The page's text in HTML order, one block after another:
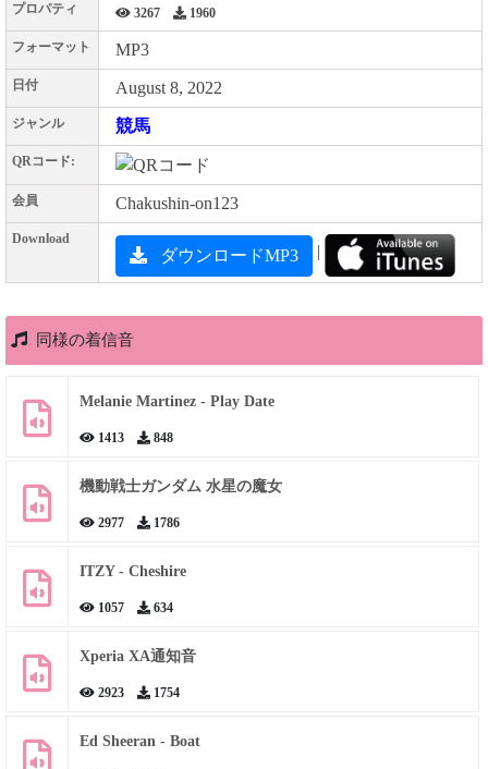
プロパティ 3267 1960
フォーマット MP3
日付 August 8, 2022
ジャンル 競馬
QRコード:
会員 Chakushin-on123
Download
ダウンロードMP3 |
同様の着信音
Melanie Martinez - Play Date
1413 848
機動戦士ガンダム 水星の魔女
2977 1786
ITZY - Cheshire
1057 634
Xperia XA通知音
2923 1754
Ed Sheeran - Boat